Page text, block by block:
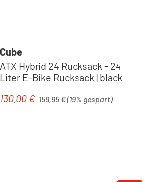
Cube
ATX Hybrid 24 Rucksack - 24
Liter E-Bike Rucksack | black
Verkaufspreis:
130,00 € 159,95 €(19% gespart)